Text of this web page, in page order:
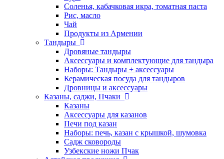
Соленья, кабачковая икра, томатная паста
Рис, масло
Чай
Продукты из Армении
Тандыры
Дровяные тандыры
Аксессуары и комплектующие для тандыра
Наборы: Тандыры + аксессуары
Керамическая посуда для тандыров
Дровницы и аксессуары
Казаны, саджи, Пчаки
Казаны
Аксессуары для казанов
Печи под казан
Наборы: печь, казан с крышкой, шумовка
Садж сковороды
Узбекские ножи Пчак